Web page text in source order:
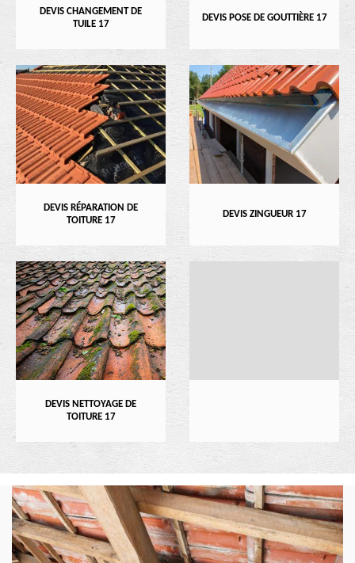
DEVIS CHANGEMENT DE
TUILE 17
DEVIS POSE DE GOUTTIÈRE 17
DEVIS RÉPARATION DE
TOITURE 17
DEVIS ZINGUEUR 17
DEVIS NETTOYAGE DE
TOITURE 17